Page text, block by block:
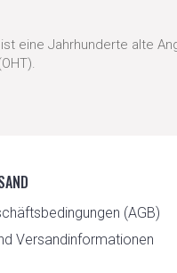
eine Jahrhunderte alte
(AGB)
Ver­sand­in­for­ma­tionen